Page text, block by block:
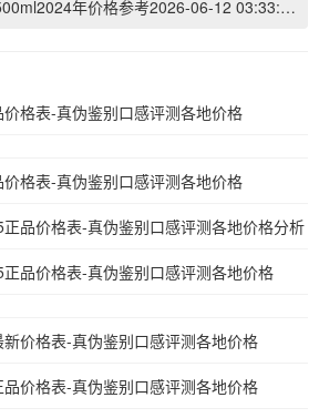
年价格参考 2026-06-12 03:33:56
格表-真伪鉴别口感评测各地价格
格表-真伪鉴别口感评测各地价格
品价格表-真伪鉴别口感评测各地价格分析
品价格表-真伪鉴别口感评测各地价格
价格表-真伪鉴别口感评测各地价格
价格表-真伪鉴别口感评测各地价格